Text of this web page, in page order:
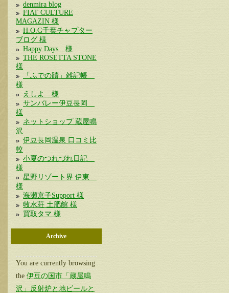
denmira blog
FIAT CULTURE
MAGAZIN 様
H.O.G千葉チャプター
ブログ 様
Happy Days 様
THE ROSETTA STONE
様
「ふでの蹟」雑記帳
様
えしよ 様
サンバレー伊豆長岡
様
ネットショップ 蔵屋鳴
沢
伊豆長岡温泉 口コミ比
較
小夏のつれづれ日記
様
星野リゾート界 伊東
様
海瀬京子Support 様
牧水荘 土肥館 様
買取タマ 様
Archive
You are currently browsing
the 伊豆の国市「蔵屋鳴
沢」反射炉と地ビールと